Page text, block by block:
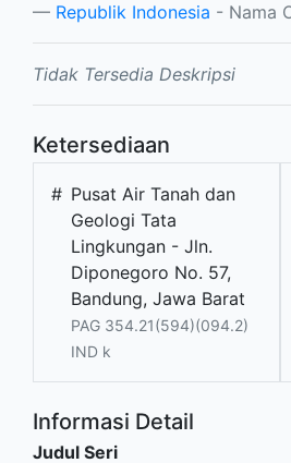
Republik Indonesia - Nama
Tidak Tersedia Deskripsi
Ketersediaan
# Pusat Air Tanah dan
Geologi Tata
Lingkungan - Jln.
Diponegoro No. 57,
Bandung, Jawa Barat
PAG 354.21(594)(094.2)
IND k
Informasi Detail
Judul Seri